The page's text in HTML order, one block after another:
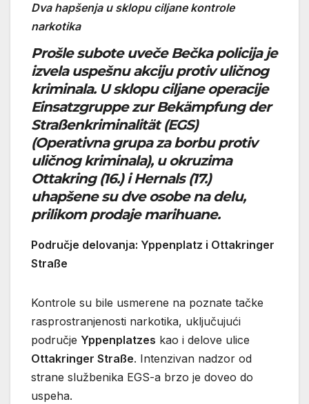
Dva hapšenja u sklopu ciljane kontrole
narkotika
Prošlesubote uveče Bečka policijaje
izvela uspešnu akciju protiv uličnog
kriminala. U sklopu ciljane operacije
Einsatzgruppe zur Bekämpfung der
Straßenkriminalität (EGS)
(Operativna grupa za borbu protiv
uličnog kriminala), u okruzima
Ottakring (16.) i Hernals (17.)
uhapšene su dve osobe na delu,
prilikom prodaje marihuane.
Područje delovanja: Yppenplatz i Ottakringer
Straße
Kontrole su bile usmerene na poznate tačke
rasprostranjenosti narkotika, uključujući
područje Yppenplatzes kao i delove ulice
Ottakringer Straße. Intenzivan nadzor od
strane službenika EGS-a brzo je doveo do
uspeha.